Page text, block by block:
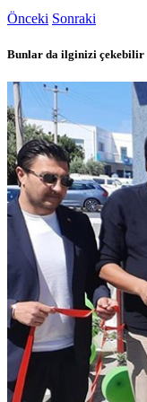
Önceki Sonraki
Bunlar da ilginizi çekebilir